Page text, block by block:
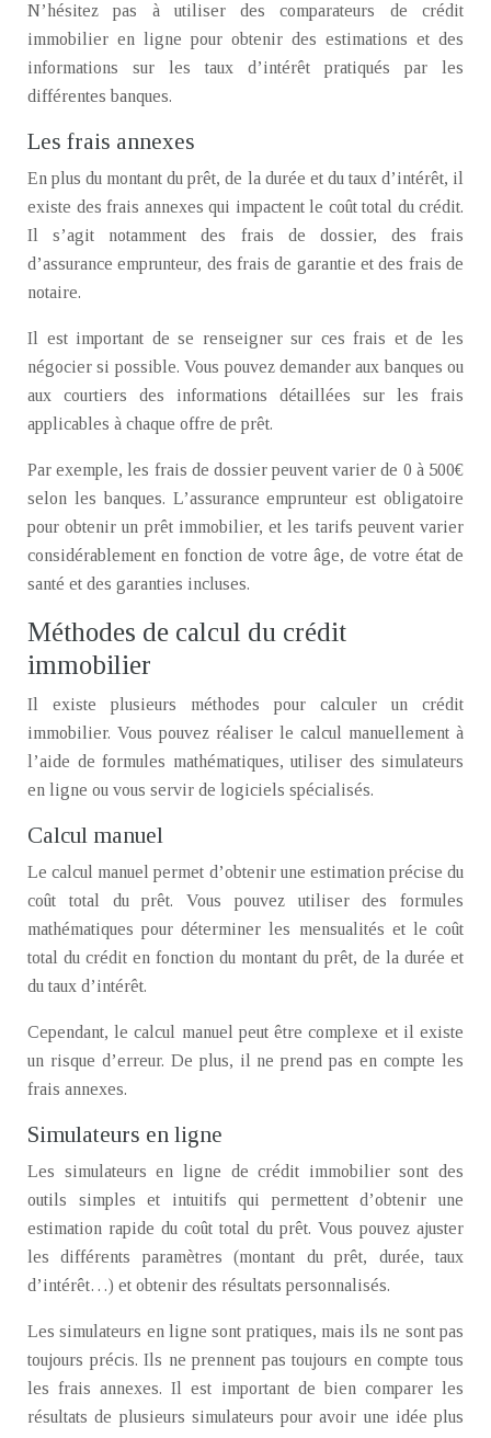
N’hésitez pas à utiliser des comparateurs de crédit
immobilier en ligne pour obtenir des estimations et des
informations sur les taux d’intérêt pratiqués par les
différentes banques.
Les frais annexes
En plus du montant du prêt, de la durée et du taux d’intérêt, il
existe des frais annexes qui impactent le coût total du crédit.
Il s’agit notamment des frais de dossier, des frais
d’assurance emprunteur, des frais de garantie et des frais de
notaire.
Il est important de se renseigner sur ces frais et de les
négocier si possible. Vous pouvez demander aux banques ou
aux courtiers des informations détaillées sur les frais
applicables à chaque offre de prêt.
Par exemple, les frais de dossier peuvent varier de 0 à 500€
selon les banques. L’assurance emprunteur est obligatoire
pour obtenir un prêt immobilier, et les tarifs peuvent varier
considérablement en fonction de votre âge, de votre état de
santé et des garanties incluses.
Méthodes de calcul du crédit
immobilier
Il existe plusieurs méthodes pour calculer un crédit
immobilier. Vous pouvez réaliser le calcul manuellement à
l’aide de formules mathématiques, utiliser des simulateurs
en ligne ou vous servir de logiciels spécialisés.
Calcul manuel
Le calcul manuel permet d’obtenir une estimation précise du
coût total du prêt. Vous pouvez utiliser des formules
mathématiques pour déterminer les mensualités et le coût
total du crédit en fonction du montant du prêt, de la durée et
du taux d’intérêt.
Cependant, le calcul manuel peut être complexe et il existe
un risque d’erreur. De plus, il ne prend pas en compte les
frais annexes.
Simulateurs en ligne
Les simulateurs en ligne de crédit immobilier sont des
outils simples et intuitifs qui permettent d’obtenir une
estimation rapide du coût total du prêt. Vous pouvez ajuster
les différents paramètres (montant du prêt, durée, taux
d’intérêt…) et obtenir des résultats personnalisés.
Les simulateurs en ligne sont pratiques, mais ils ne sont pas
toujours précis. Ils ne prennent pas toujours en compte tous
les frais annexes. Il est important de bien comparer les
résultats de plusieurs simulateurs pour avoir une idée plus